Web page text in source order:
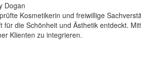
Dogan
Kosmetikerin und freiwillige
für die Schönheit und Ästhetik entdeckt.
Klienten zu integrieren.